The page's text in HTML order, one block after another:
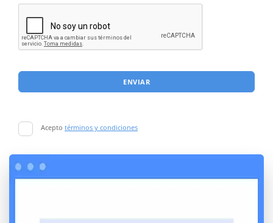
ENVIAR
Acepto términos y condiciones